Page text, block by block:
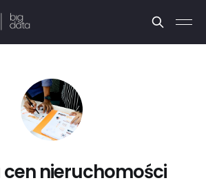
nieruchomości